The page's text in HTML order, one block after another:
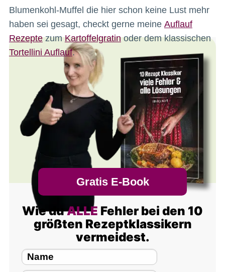
Blumenkohl-Muffel die hier schon keine Lust mehr
haben sei gesagt, checkt gerne meine Auflauf
RezeptezumKartoffelgratinoder dem klassischen
Tortellini Auflauf.
Gratis E-Book
Wie duALLE Fehler bei den 10
größten Rezeptklassikern
vermeidest.